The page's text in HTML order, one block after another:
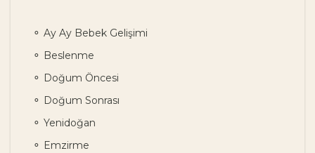
Ay Ay Bebek Gelişimi
Beslenme
Doğum Öncesi
Doğum Sonrası
Yenidoğan
Emzirme